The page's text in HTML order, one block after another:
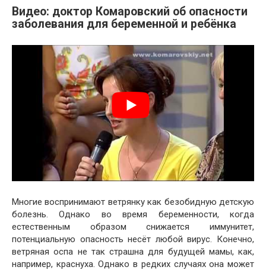
Видео: доктор Комаровский об опасности
заболевания для беременной и ребёнка
Многие воспринимают ветрянку как безобидную детскую
болезнь. Однако во время беременности, когда
естественным образом снижается иммунитет,
потенциальную опасность несёт любой вирус. Конечно,
ветряная оспа не так страшна для будущей мамы, как,
например, краснуха. Однако в редких случаях она может